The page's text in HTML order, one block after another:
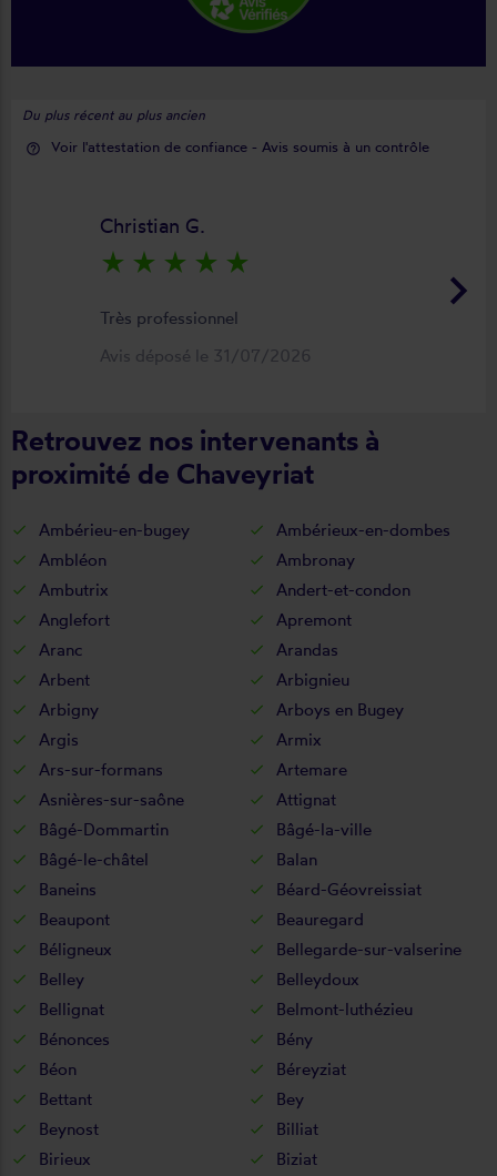
Du plus récent au plus ancien
help_outline Voir l'attestation de confiance - Avis soumis à un contrôle
keyboard_arrow_right
Christian G.
star_rate star_rate star_rate star_rate star_rate
Très professionnel
Avis déposé le 31/07/2026
Retrouvez nos intervenants à
proximité de Chaveyriat
Ambérieu-en-bugey
Ambérieux-en-dombes
Ambléon
Ambronay
Ambutrix
Andert-et-condon
Anglefort
Apremont
Aranc
Arandas
Arbent
Arbignieu
Arbigny
Arboys en Bugey
Argis
Armix
Ars-sur-formans
Artemare
Asnières-sur-saône
Attignat
Bâgé-Dommartin
Bâgé-la-ville
Bâgé-le-châtel
Balan
Baneins
Béard-Géovreissiat
Beaupont
Beauregard
Béligneux
Bellegarde-sur-valserine
Belley
Belleydoux
Bellignat
Belmont-luthézieu
Bénonces
Bény
Béon
Béreyziat
Bettant
Bey
Beynost
Billiat
Birieux
Biziat